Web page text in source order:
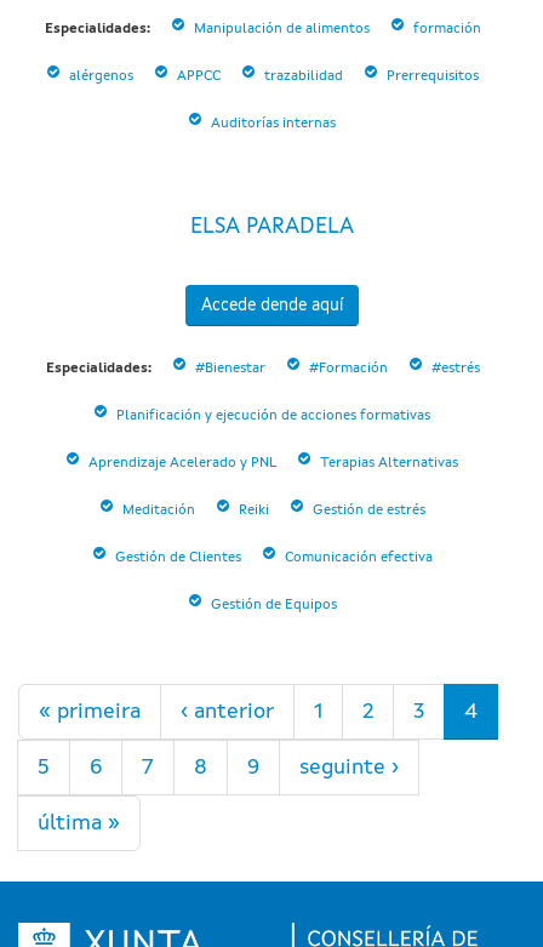
Especialidades: Manipulación de alimentos formación
alérgenos APPCC trazabilidad Prerrequisitos
Auditorías internas
ELSA PARADELA
Accede dende aquí
Especialidades: #Bienestar #Formación #estrés
Planificación y ejecución de acciones formativas
Aprendizaje Acelerado y PNL Terapias Alternativas
Meditación Reiki Gestión de estrés
Gestión de Clientes Comunicación efectiva
Gestión de Equipos
Páxinas
« primeira ‹ anterior 1 2 3 4
5 6 7 8 9 seguinte ›
última »